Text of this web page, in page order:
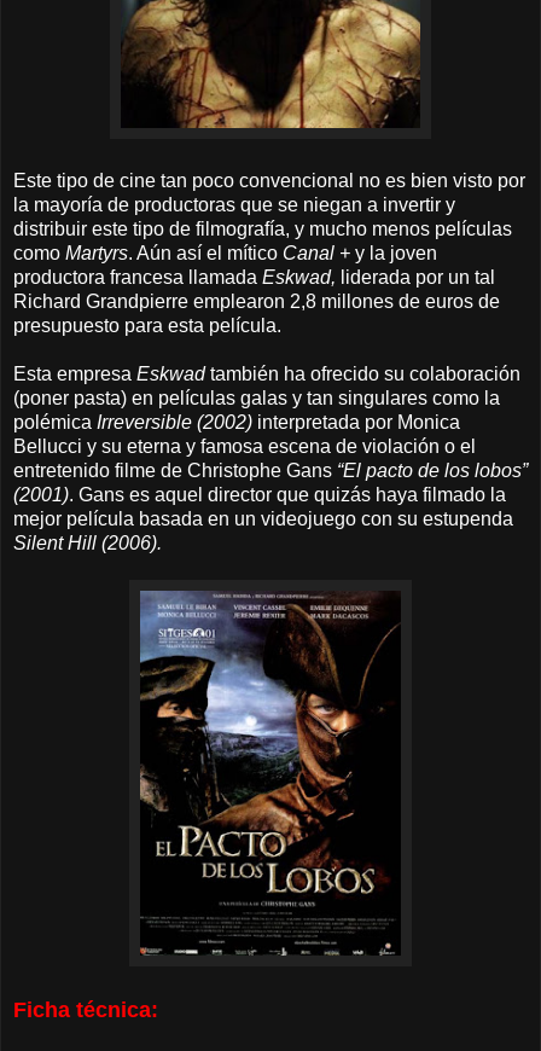
Este tipo de cine tan poco convencional no es bien visto por
la mayoría de productoras que se niegan a invertir y
distribuir este tipo de filmografía, y mucho menos películas
como Martyrs. Aún así el mítico Canal + y la joven
productora francesa llamada Eskwad, liderada por un tal
Richard Grandpierre emplearon 2,8 millones de euros de
presupuesto para esta película.
Esta empresa Eskwadtambién ha ofrecido su colaboración
(poner pasta) en películas galas y tan singulares como la
polémica Irreversible (2002) interpretada por Monica
Bellucci y su eterna y famosa escena de violación o el
entretenido filme de Christophe Gans “El pacto de los lobos”
(2001). Gans es aquel director que quizás haya filmado la
mejor película basada en un videojuego con su estupenda
Silent Hill (2006).
Ficha técnica: